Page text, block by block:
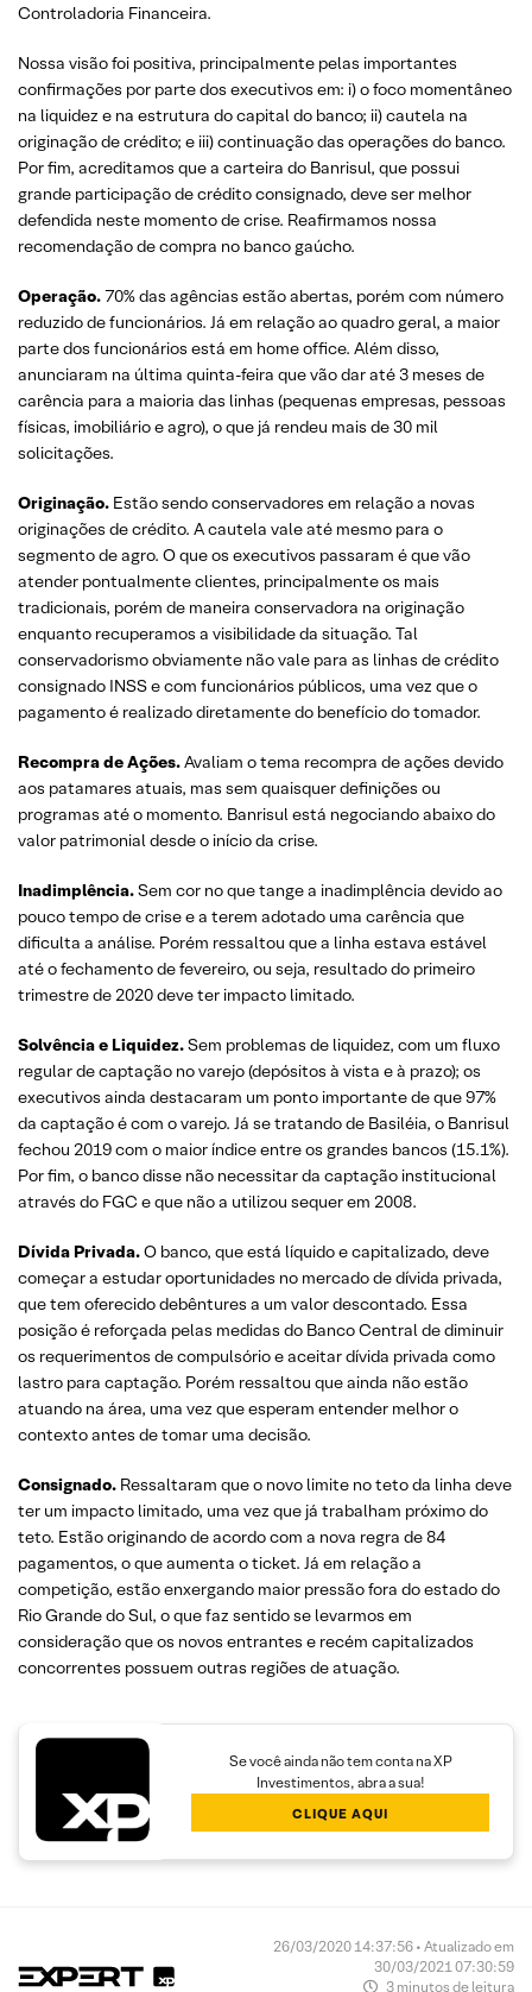
Controladoria Financeira.
Nossa visão foi positiva, principalmente pelas importantes
confirmações por parte dos executivos em: i) o foco momentâneo
na liquidez e na estrutura do capital do banco; ii) cautela na
originação de crédito; e iii) continuação das operações do banco.
Por fim, acreditamos que a carteira do Banrisul, que possui
grande participação de crédito consignado, deve ser melhor
defendida neste momento de crise. Reafirmamos nossa
recomendação de compra no banco gaúcho.
Operação.70% das agências estão abertas, porém com número
reduzido de funcionários. Já em relação ao quadro geral, a maior
parte dos funcionários está em home office. Além disso,
anunciaram na última quinta-feira que vão dar até 3 meses de
carência para a maioria das linhas (pequenas empresas, pessoas
físicas, imobiliário e agro), o que já rendeu mais de 30 mil
solicitações.
Originação. Estão sendo conservadores em relação a novas
originações de crédito. A cautela vale até mesmo para o
segmento de agro. O que os executivos passaram é que vão
atender pontualmente clientes, principalmente os mais
tradicionais, porém de maneira conservadora na originação
enquanto recuperamos a visibilidade da situação. Tal
conservadorismo obviamente não vale para as linhas de crédito
consignado INSS e com funcionários públicos, uma vez que o
pagamento é realizado diretamente do benefício do tomador.
Recompra de Ações.Avaliam o tema recompra de ações devido
aos patamares atuais, mas sem quaisquer definições ou
programas até o momento. Banrisul está negociando abaixo do
valor patrimonial desde o início da crise.
Inadimplência.Sem cor no que tange a inadimplência devido ao
pouco tempo de crise e a terem adotado uma carência que
dificulta a análise. Porém ressaltou que a linha estava estável
até o fechamento de fevereiro, ou seja, resultado do primeiro
trimestre de 2020 deve ter impacto limitado.
Solvência e Liquidez.Sem problemas de liquidez, com um fluxo
regular de captação no varejo (depósitos à vista e à prazo); os
executivos ainda destacaram um ponto importante de que 97%
da captação é com o varejo. Já se tratando de Basiléia, o Banrisul
fechou 2019 com o maior índice entre os grandes bancos (15.1%).
Por fim, o banco disse não necessitar da captação institucional
através do FGC e que não a utilizou sequer em 2008.
Dívida Privada.O banco, que está líquido e capitalizado, deve
começar a estudar oportunidades no mercado de dívida privada,
que tem oferecido debêntures a um valor descontado. Essa
posição é reforçada pelas medidas do Banco Central de diminuir
os requerimentos de compulsório e aceitar dívida privada como
lastro para captação. Porém ressaltou que ainda não estão
atuando na área, uma vez que esperam entender melhor o
contexto antes de tomar uma decisão.
Consignado. Ressaltaram que o novo limite no teto da linha deve
ter um impacto limitado, uma vez que já trabalham próximo do
teto. Estão originando de acordo com a nova regra de 84
pagamentos, o que aumenta o ticket. Já em relação a
competição, estão enxergando maior pressão fora do estado do
Rio Grande do Sul, o que faz sentido se levarmos em
consideração que os novos entrantes e recém capitalizados
concorrentes possuem outras regiões de atuação.
Se você ainda não tem conta na XP
Investimentos, abra a sua!
CLIQUE AQUI
26/03/2020 14:37:56 • Atualizado em
30/03/2021 07:30:59
3 minutos de leitura